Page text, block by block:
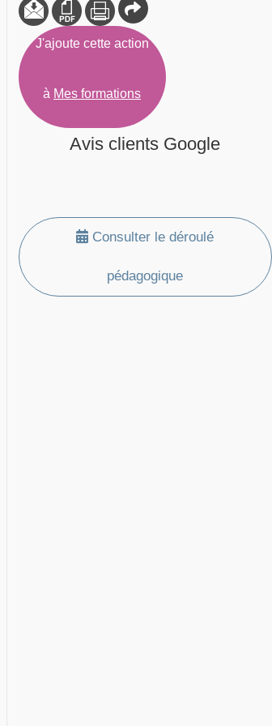
J'ajoute cette action
à Mes formations
Avis clients Google
Consulter le déroulé
pédagogique